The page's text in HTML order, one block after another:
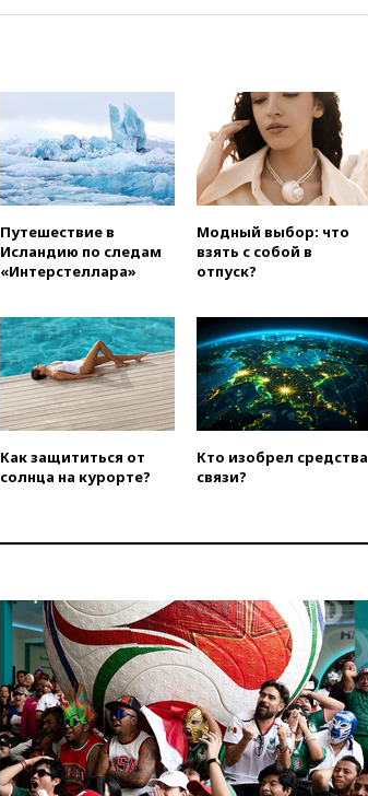
обломков дрона
08:57
Собянин сообщил о
девяти БПЛА, сбитых на
подлете к Москве
08:42
Силы ПВО сбили почти
400 БПЛА над российскими
регионами
Лукашенко призвал
селах
07:30
Нигерия стала
крупнейшим поставщиком
авиатоплива в Европу
06:30
США и Колумбия
обсуждают координацию
усилий против наркотрафика
миграционного кризиса
России
02:30Трамп попросил
отпустить его с круглого стола
в Госдепе, чтобы «вести
войну»
01:35Мигрант погиб при
попытке попасть из Марокко в
Сеуту на параплане
Путешествие в
Исландию по следам
«Интерстеллара»
Модный выбор: что
взять с собой в
отпуск?
Как защититься от
солнца на курорте?
Кто изобрел средства
связи?